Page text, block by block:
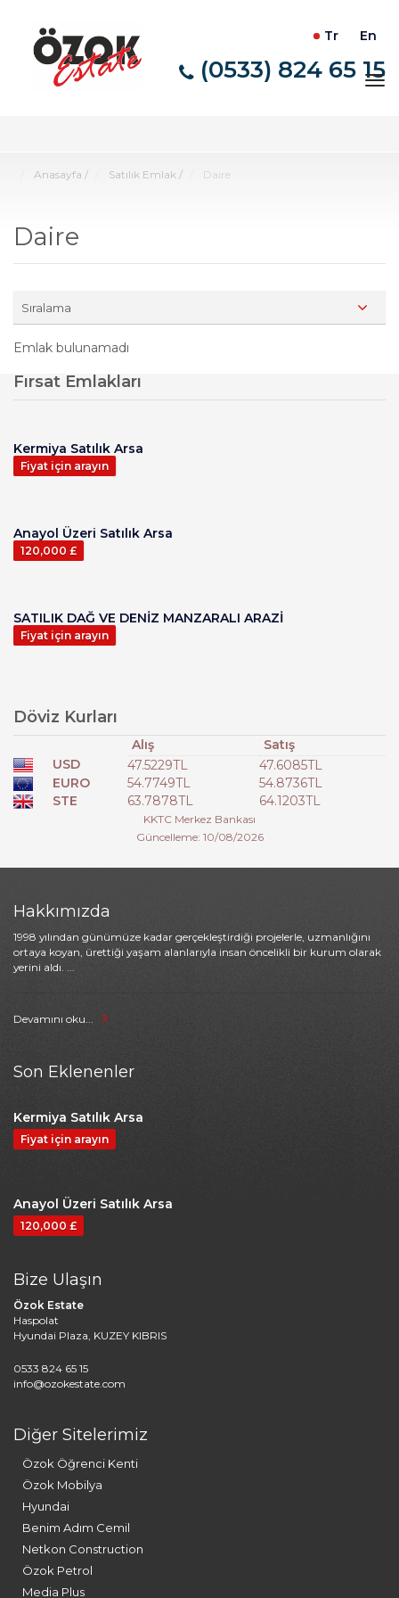
Tr En
(0533) 824 65 15
Anasayfa / Satılık Emlak / Daire
Daire
Sıralama
Emlak bulunamadı
Fırsat Emlakları
Kermiya Satılık Arsa
Fiyat için arayın
Anayol Üzeri Satılık Arsa
120,000 £
SATILIK DAĞ VE DENİZ MANZARALI ARAZİ
Fiyat için arayın
Döviz Kurları
Alış
Satış
USD
47.5229TL
47.6085TL
EURO
54.7749TL
54.8736TL
STE
63.7878TL 64.1203TL
KKTC Merkez Bankası
Güncelleme: 10/08/2026
Hakkımızda
1998 yılından günümüze kadar gerçekleştirdiği projelerle, uzmanlığını
ortaya koyan, ürettiği yaşam alanlarıyla insan öncelikli bir kurum olarak
yerini aldı. ...
Devamını oku...
Son Eklenenler
Kermiya Satılık Arsa
Fiyat için arayın
Anayol Üzeri Satılık Arsa
120,000 £
Bize Ulaşın
Özok Estate
Haspolat
Hyundai Plaza, KUZEY KIBRIS
0533 824 65 15
info@ozokestate.com
Diğer Sitelerimiz
Özok Öğrenci Kenti
Özok Mobilya
Hyundai
Benim Adım Cemil
Netkon Construction
Özok Petrol
Media Plus